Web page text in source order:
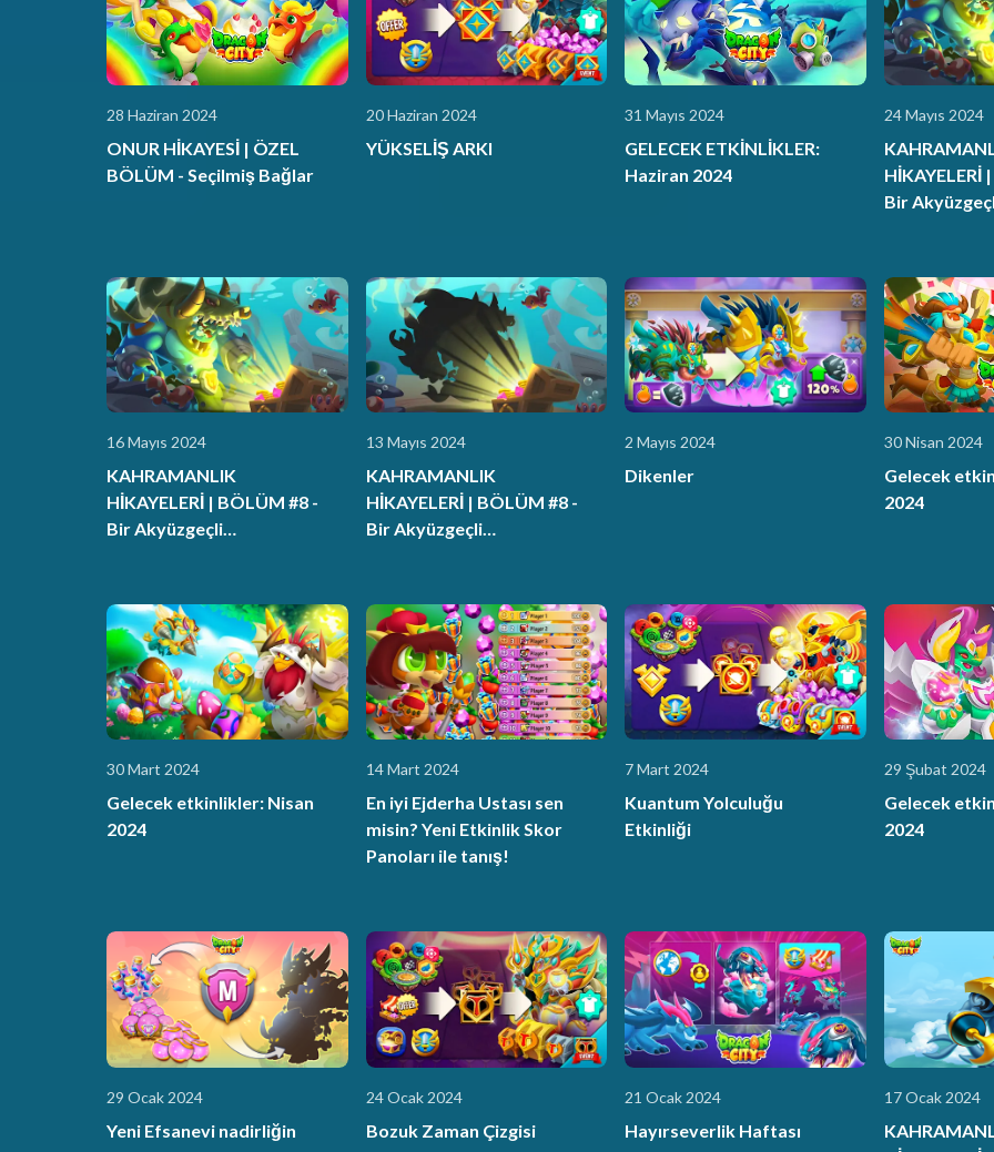
28 Haziran 2024
ONUR HİKAYESİ | ÖZEL
BÖLÜM - Seçilmiş Bağlar
20 Haziran 2024
YÜKSELİŞ ARKI
31 Mayıs 2024
GELECEK ETKİNLİKLER:
Haziran 2024
24 Mayıs 2024
HİKAYELERİ
Bir
16 Mayıs 2024
KAHRAMANLIK
HİKAYELERİ | BÖLÜM #8 -
Bir Akyüzgeçli
13 Mayıs 2024
KAHRAMANLIK
HİKAYELERİ | BÖLÜM #8 -
Bir Akyüzgeçli
2 Mayıs 2024
Dikenler
30 Nisan 2024
Gelecek
2024
30 Mart 2024
Gelecek etkinlikler: Nisan
2024
14 Mart 2024
En iyi Ejderha Ustası sen
misin? Yeni Etkinlik Skor
Panoları ile tanış!
7 Mart 2024
Kuantum Yolculuğu
Etkinliği
29 Şubat 2024
Gelecek
2024
29 Ocak 2024
Yeni Efsanevi nadirliğin
24 Ocak 2024
Bozuk Zaman Çizgisi
21 Ocak 2024
Hayırseverlik Haftası
17 Ocak 2024